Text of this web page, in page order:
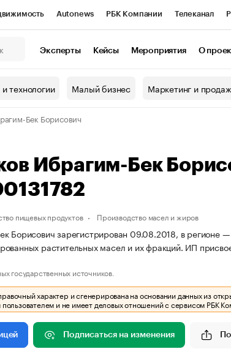
Autonews РБК Компании Телеканал
Эксперты Кейсы Мероприятия О
и технологии Малый бизнес Маркетинг и
Бек Борисович
Ибрагим-Бек
пищевых продуктов Производство масел и жиров
Борисович зарегистрирован 09.08.2018, в регионе
растительных масел и их фракций. ИП
государственных источников.
характер и сгенерирована на основании данных из
пользователем и не имеет деловых отношений с сервисом РБК
Подписаться на изменения